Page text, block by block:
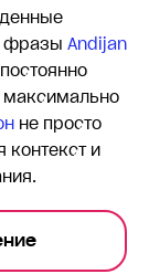
фразы Andijan
максимально
не просто
и